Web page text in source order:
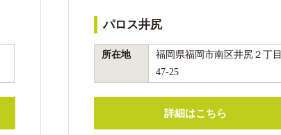
パロス井尻
所在地
福岡県福岡市南区井尻２丁目
47-25
詳細はこちら